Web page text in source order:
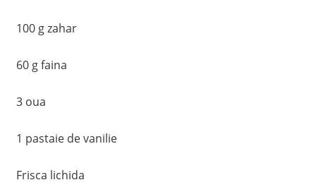
100 g zahar
60 g faina
3 oua
1 pastaie de vanilie
Frisca lichida